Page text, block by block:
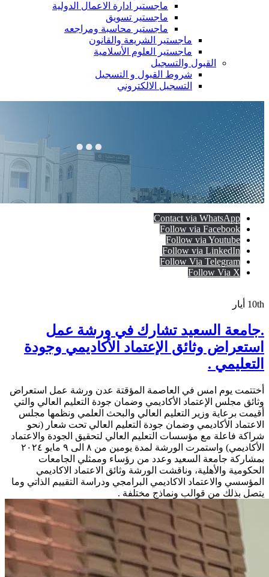
ماجستير ادارة الاعمال الدولية
ماجستير تسويق
ماجستير محاسبة ومراجعه
ماجستير الشريعة والقانون
ماجستير العلوم الأسلامية
القبول والتسجيل
شروط القبول و التسجيل
التسجيل الالكتروني
Contact via WhatsApp
Follow via Facebook
Follow via Youtube
Follow via LinkedIn
Follow Via Telegram
Follow Via X
10th أيار
.جامعة السعيد تشارك في ورشة عمل
استعراض وثائق الإعتماد الأكاديمي وجودة
التعليمي .
أختتمت يوم امس في العاصمة المؤقتة عدن ورشة عمل استعراض
وثائق مجلس الإعتماد الأكاديمي وضمان جودة التعليم العالي والتي
أقيمت برعاية وزير التعليم العالي والبحث العلمي ونظمها مجلس
الاعتماد الأكاديمي وضمان جودة التعليم العالي تحت شعار (نحو
شراكة فاعلة مع مؤسسات التعليم العالي لتحقيق الجودة والاعتماد
الأكاديمي) واستمرت الورشة لمدة يومين من ٨ الى ٩ مايو ٢٠٢٤
بمشاركة جامعة السعيد وعدد من رؤساء وممثلي الجامعات
الحكومية والأهلية، وناقشت الورشة وثائق الاعتماد الاكاديمي
المؤسسي والاعتماد الاكاديمي البرامجي ودراسة التقييم الذاتي وما
يتصل بذلك من قوالب ونماذج مختلفة .